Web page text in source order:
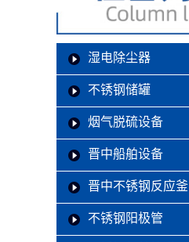
湿电除尘器
不锈钢储罐
烟气脱硫设备
晋中船舶设备
晋中不锈钢反应釜
不锈钢阳极管